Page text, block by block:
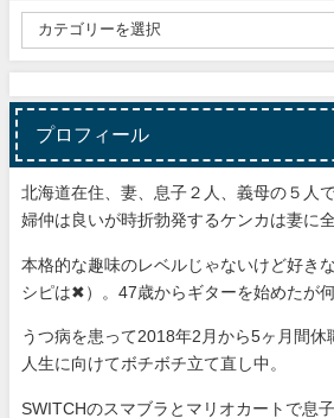
プロフィール
北海道在住、妻、息子２人、義母の５人
婦仲は良いが時折勃発するケンカは妻に
本格的な趣味のレベルじゃないけど好き
シピは✖）。47歳からギターを始めたが
うつ病を患って2018年2月から5ヶ月間休
人生に向けてボチボチ立て直し中。
SWITCHのスマブラとマリオカートで息